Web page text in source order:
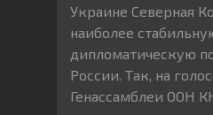
Украине Северная
наиболее
дипломатическую
России. Так, на
Генассамблеи ООН